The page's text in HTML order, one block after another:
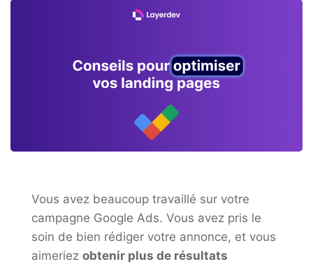
Vous avez beaucoup travaillé sur votre
campagne Google Ads. Vous avez pris le
soin de bien rédiger votre annonce, et vous
aimeriez obtenir plus de résultats